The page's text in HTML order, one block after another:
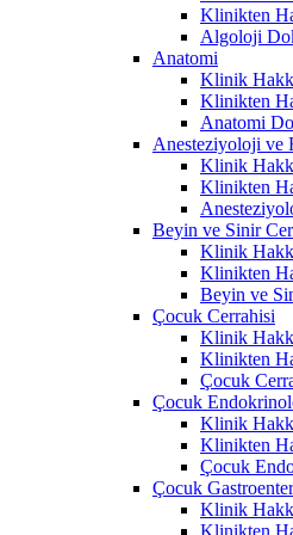
Klinikten
Algoloji
Anatomi
Klinik
Klinikten
Anatomi
Anesteziyoloji ve
Klinik
Klinikten
Beyin ve Sinir
Klinik
Klinikten
Beyin ve
Çocuk Cerrahisi
Klinik
Klinikten
Çocuk
Çocuk
Klinik
Klinikten
Çocuk
Çocuk
Klinik
Klinikten